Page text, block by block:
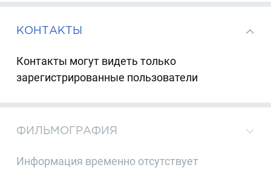
КОНТАКТЫ
Контакты могут видеть только
зарегистрированные пользователи
ФИЛЬМОГРАФИЯ
Информация временно отсутствует